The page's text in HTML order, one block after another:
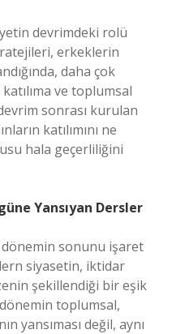
devrimdeki rolü
erkeklerin
daha çok
ve toplumsal
sonrası kurulan
katılımını ne
hala geçerliliğini
Yansıyan Dersler
dönemin sonunu işaret
siyasetin, iktidar
şekillendiği bir eşik
toplumsal,
yansıması değil, aynı